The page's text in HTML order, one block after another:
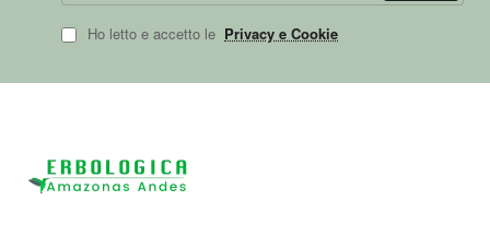
Ho letto e accetto le Privacy e Cookie